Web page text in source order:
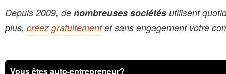
Depuis 2009, de nombreuses sociétés utilisent
plus, créez gratuitementet sans engagement votre
Vous êtes auto-entrepreneur?